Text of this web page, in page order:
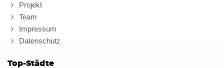
Projekt
Team
Impressum
Datenschutz
Top-Städte